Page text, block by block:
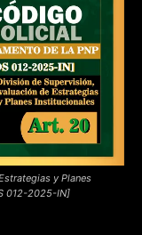
y Planes
012-2025-IN]